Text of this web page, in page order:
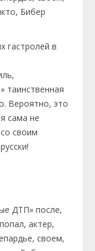
гастролей в
таинственная
Вероятно, это
сама не
своим